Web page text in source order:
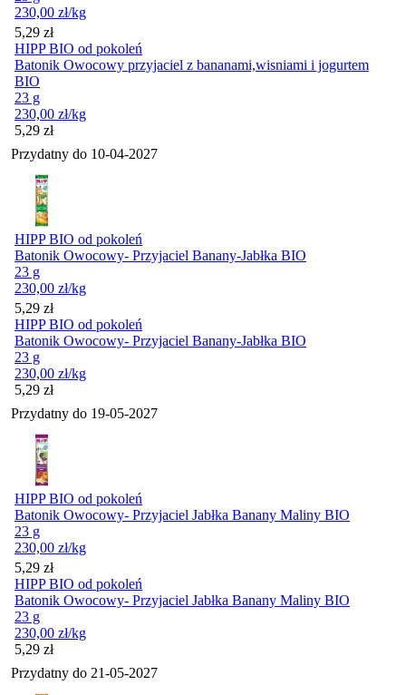
230,00 zł/kg
Cena
5,29 zł
HIPP BIO od pokoleń
Batonik Owocowy przyjaciel z bananami,wisniami i jogurtem
BIO
23 g
230,00 zł/kg
Cena
5,29 zł
Przydatny do 10-04-2027
HIPP BIO od pokoleń
Batonik Owocowy- Przyjaciel Banany-Jabłka BIO
23 g
230,00 zł/kg
Cena
5,29 zł
HIPP BIO od pokoleń
Batonik Owocowy- Przyjaciel Banany-Jabłka BIO
23 g
230,00 zł/kg
Cena
5,29 zł
Przydatny do 19-05-2027
HIPP BIO od pokoleń
Batonik Owocowy- Przyjaciel Jabłka Banany Maliny BIO
23 g
230,00 zł/kg
Cena
5,29 zł
HIPP BIO od pokoleń
Batonik Owocowy- Przyjaciel Jabłka Banany Maliny BIO
23 g
230,00 zł/kg
Cena
5,29 zł
Przydatny do 21-05-2027